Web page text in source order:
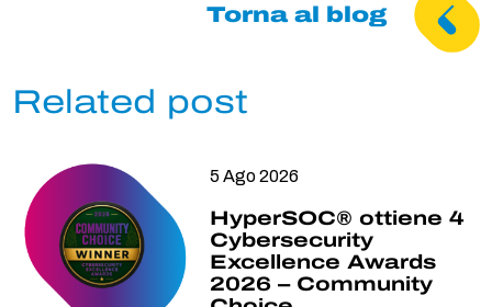
Torna al blog
Related post
5 Ago 2026
HyperSOC® ottiene 4
Cybersecurity
Excellence Awards
2026 – Community